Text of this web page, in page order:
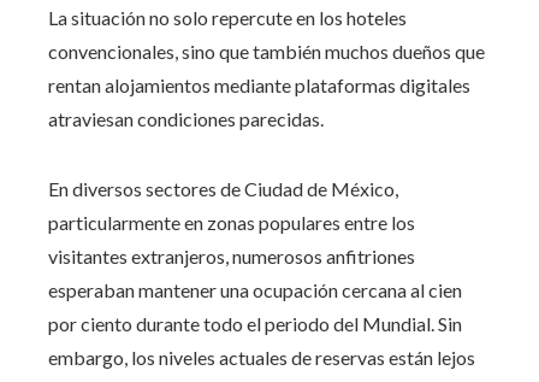
La situación no solo repercute en los hoteles
convencionales, sino que también muchos dueños que
rentan alojamientos mediante plataformas digitales
atraviesan condiciones parecidas.
En diversos sectores de Ciudad de México,
particularmente en zonas populares entre los
visitantes extranjeros, numerosos anfitriones
esperaban mantener una ocupación cercana al cien
por ciento durante todo el periodo del Mundial. Sin
embargo, los niveles actuales de reservas están lejos